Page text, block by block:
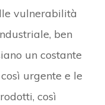
vulnerabilità
ben
un costante
urgente e le
così